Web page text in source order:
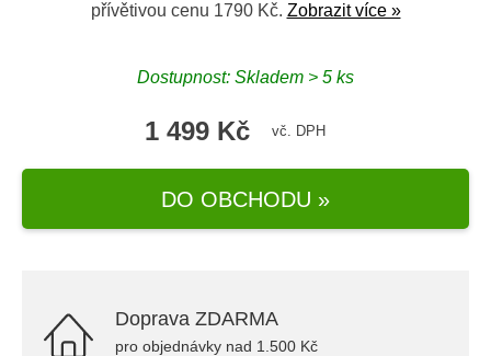
přívětivou cenu 1790 Kč. Zobrazit více »
Dostupnost: Skladem > 5 ks
1 499 Kč vč. DPH
DO OBCHODU »
Doprava ZDARMA
pro objednávky nad 1.500 Kč